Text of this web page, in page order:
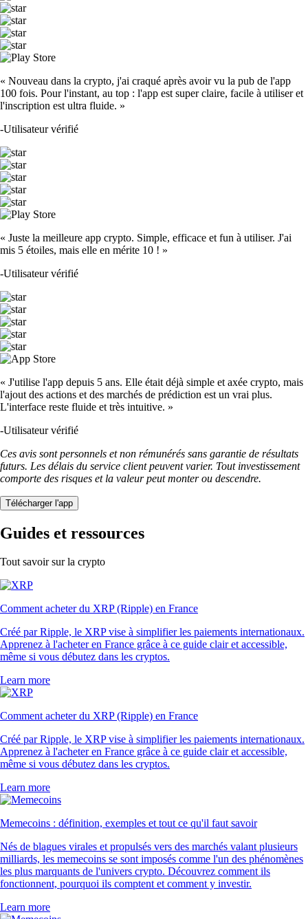
« Nouveau dans la crypto, j'ai craqué après avoir vu la pub de l'app
100 fois. Pour l'instant, au top : l'app est super claire, facile à utiliser et
l'inscription est ultra fluide. »
-Utilisateur vérifié
« Juste la meilleure app crypto. Simple, efficace et fun à utiliser. J'ai
mis 5 étoiles, mais elle en mérite 10 ! »
-Utilisateur vérifié
« J'utilise l'app depuis 5 ans. Elle était déjà simple et axée crypto, mais
l'ajout des actions et des marchés de prédiction est un vrai plus.
L'interface reste fluide et très intuitive. »
-Utilisateur vérifié
Ces avis sont personnels et non rémunérés sans garantie de résultats
futurs. Les délais du service client peuvent varier. Tout investissement
comporte des risques et la valeur peut monter ou descendre.
Télécharger l'app
Guides et ressources
Tout savoir sur la crypto
Comment acheter du XRP (Ripple) en France
Créé par Ripple, le XRP vise à simplifier les paiements internationaux.
Apprenez à l'acheter en France grâce à ce guide clair et accessible,
même si vous débutez dans les cryptos.
Learn more
Comment acheter du XRP (Ripple) en France
Créé par Ripple, le XRP vise à simplifier les paiements internationaux.
Apprenez à l'acheter en France grâce à ce guide clair et accessible,
même si vous débutez dans les cryptos.
Learn more
Memecoins : définition, exemples et tout ce qu'il faut savoir
Nés de blagues virales et propulsés vers des marchés valant plusieurs
milliards, les memecoins se sont imposés comme l'un des phénomènes
les plus marquants de l'univers crypto. Découvrez comment ils
fonctionnent, pourquoi ils comptent et comment y investir.
Learn more